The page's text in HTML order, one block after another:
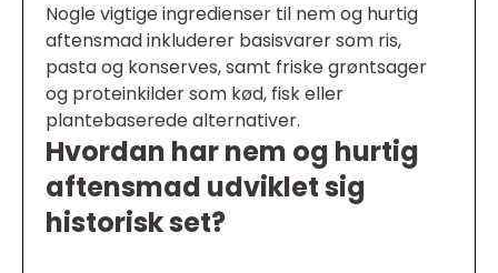
Nogle vigtige ingredienser til nem og hurtig
aftensmad inkluderer basisvarer som ris,
pasta og konserves, samt friske grøntsager
og proteinkilder som kød, fisk eller
plantebaserede alternativer.
Hvordan har nem og hurtig
aftensmad udviklet sig
historisk set?